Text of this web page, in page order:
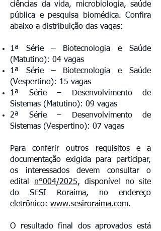
ciências da vida, microbiologia, saúde
pública e pesquisa biomédica. Confira
abaixo a distribuição das vagas:
1ª Série – Biotecnologia e Saúde
(Matutino): 04 vagas
1ª Série – Biotecnologia e Saúde
(Vespertino): 15 vagas
1ª Série – Desenvolvimento de
Sistemas (Matutino): 09 vagas
2ª Série – Desenvolvimento de
Sistemas (Vespertino): 07 vagas
Para conferir outros requisitos e a
documentação exigida para participar,
os interessados devem consultar o
edital n°004/2025, disponível no site
do SESI Roraima, no endereço
eletrônico: www.sesiroraima.com.
O resultado final dos aprovados está